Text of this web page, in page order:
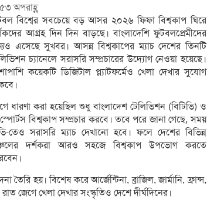
অপরাহ্ণ
বিশ্বের সবচেয়ে বড় আসর ২০২৬ ফিফা বিশ্বকাপ ঘিরে
আগ্রহ দিন দিন বাড়ছে। বাংলাদেশি ফুটবলপ্রেমীদের
এসেছে সুখবর। আসন্ন বিশ্বকাপের ম্যাচ দেশের তিনটি
চ্যানেলে সরাসরি সম্প্রচারের উদ্যোগ নেওয়া হয়েছে।
কয়েকটি ডিজিটাল প্ল্যাটফর্মেও খেলা দেখার সুযোগ
ধারণা করা হয়েছিল শুধু বাংলাদেশ টেলিভিশন (বিটিভি) ও
বিশ্বকাপ সম্প্রচার করবে। তবে পরে জানা গেছে, সময়
তেও সরাসরি ম্যাচ দেখানো হবে। ফলে দেশের বিভিন্ন
দর্শকরা আরও সহজে বিশ্বকাপ উপভোগ করতে
হয়। বিশেষ করে আর্জেন্টিনা, ব্রাজিল, জার্মানি, ফ্রান্স,
জেগে খেলা দেখার সংস্কৃতিও দেশে দীর্ঘদিনের।